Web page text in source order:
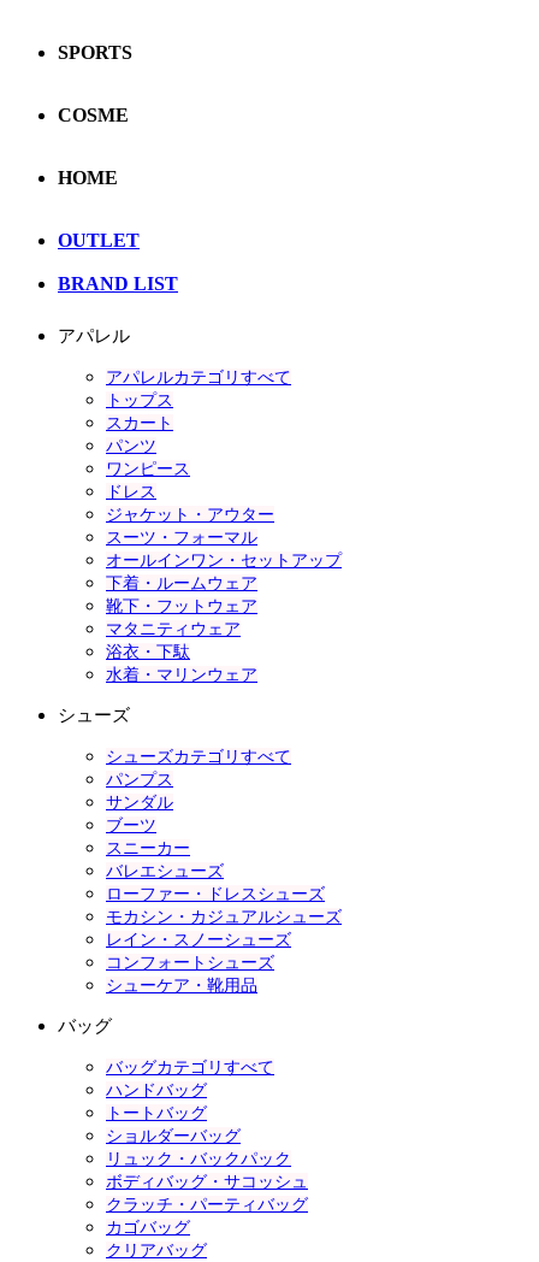
SPORTS
COSME
HOME
OUTLET
BRAND LIST
アパレル
アパレルカテゴリすべて
トップス
スカート
パンツ
ワンピース
ドレス
ジャケット・アウター
スーツ・フォーマル
オールインワン・セットアップ
下着・ルームウェア
靴下・フットウェア
マタニティウェア
浴衣・下駄
水着・マリンウェア
シューズ
シューズカテゴリすべて
パンプス
サンダル
ブーツ
スニーカー
バレエシューズ
ローファー・ドレスシューズ
モカシン・カジュアルシューズ
レイン・スノーシューズ
コンフォートシューズ
シューケア・靴用品
バッグ
バッグカテゴリすべて
ハンドバッグ
トートバッグ
ショルダーバッグ
リュック・バックパック
ボディバッグ・サコッシュ
クラッチ・パーティバッグ
カゴバッグ
クリアバッグ